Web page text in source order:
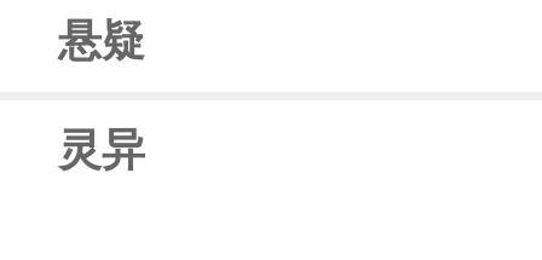
悬疑
灵异